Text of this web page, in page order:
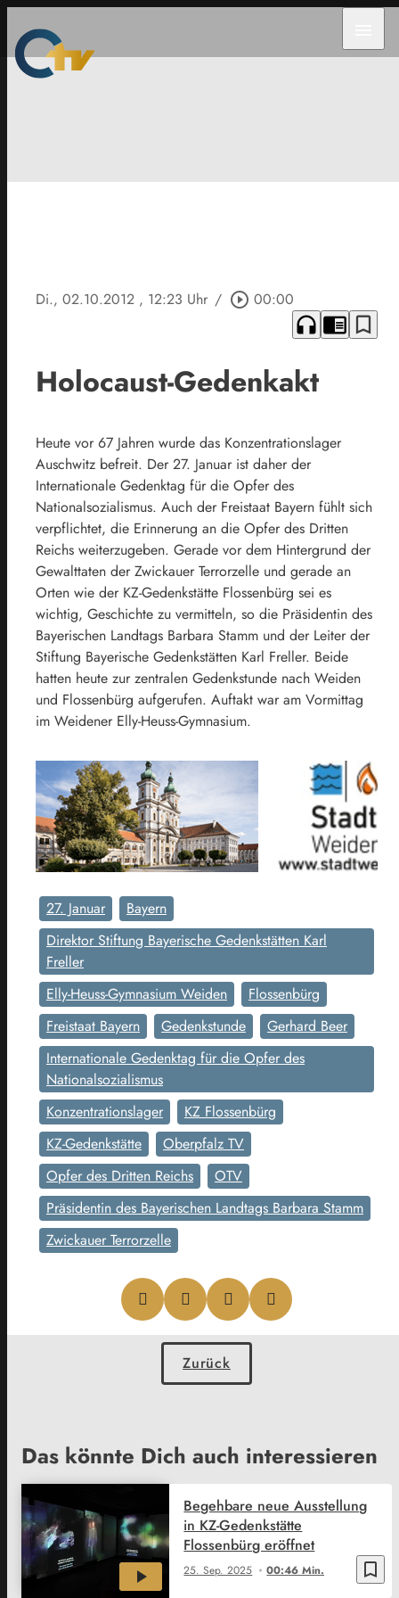
Di., 02.10.2012 , 12:23 Uhr / play_circle_outline 00:00
headphones chrome_reader_mode bookmark_border
Holocaust-Gedenkakt
Heute vor 67 Jahren wurde das Konzentrationslager
Auschwitz befreit. Der 27. Januar ist daher der
Internationale Gedenktag für die Opfer des
Nationalsozialismus. Auch der Freistaat Bayern fühlt sich
verpflichtet, die Erinnerung an die Opfer des Dritten
Reichs weiterzugeben. Gerade vor dem Hintergrund der
Gewalttaten der Zwickauer Terrorzelle und gerade an
Orten wie der KZ-Gedenkstätte Flossenbürg sei es
wichtig, Geschichte zu vermitteln, so die Präsidentin des
Bayerischen Landtags Barbara Stamm und der Leiter der
Stiftung Bayerische Gedenkstätten Karl Freller. Beide
hatten heute zur zentralen Gedenkstunde nach Weiden
und Flossenbürg aufgerufen. Auftakt war am Vormittag
im Weidener Elly-Heuss-Gymnasium.
27. Januar
Bayern
Direktor Stiftung Bayerische Gedenkstätten Karl
Freller
Elly-Heuss-Gymnasium Weiden
Flossenbürg
Freistaat Bayern
Gedenkstunde
Gerhard Beer
Internationale Gedenktag für die Opfer des
Nationalsozialismus
Konzentrationslager
KZ Flossenbürg
KZ-Gedenkstätte
Oberpfalz TV
Opfer des Dritten Reichs
OTV
Präsidentin des Bayerischen Landtags Barbara Stamm
Zwickauer Terrorzelle
Zurück
Das könnte Dich auch interessieren
bookmark_border
25. Sep. 2025 00:46 Min.
Begehbare neue Ausstellung
in KZ-Gedenkstätte
Flossenbürg eröffnet